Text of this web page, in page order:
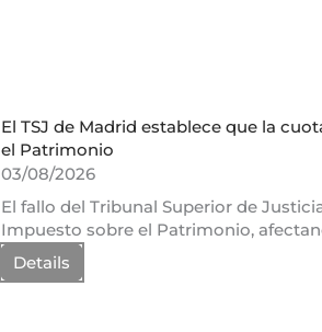
El TSJ de Madrid establece que la
el Patrimonio
03/08/2026
El fallo del Tribunal Superior de
Impuesto sobre el Patrimonio,
Details